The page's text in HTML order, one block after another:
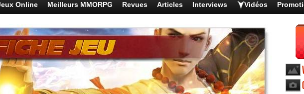
Online Meilleurs MMORPG Revues Articles Interviews Vidéos